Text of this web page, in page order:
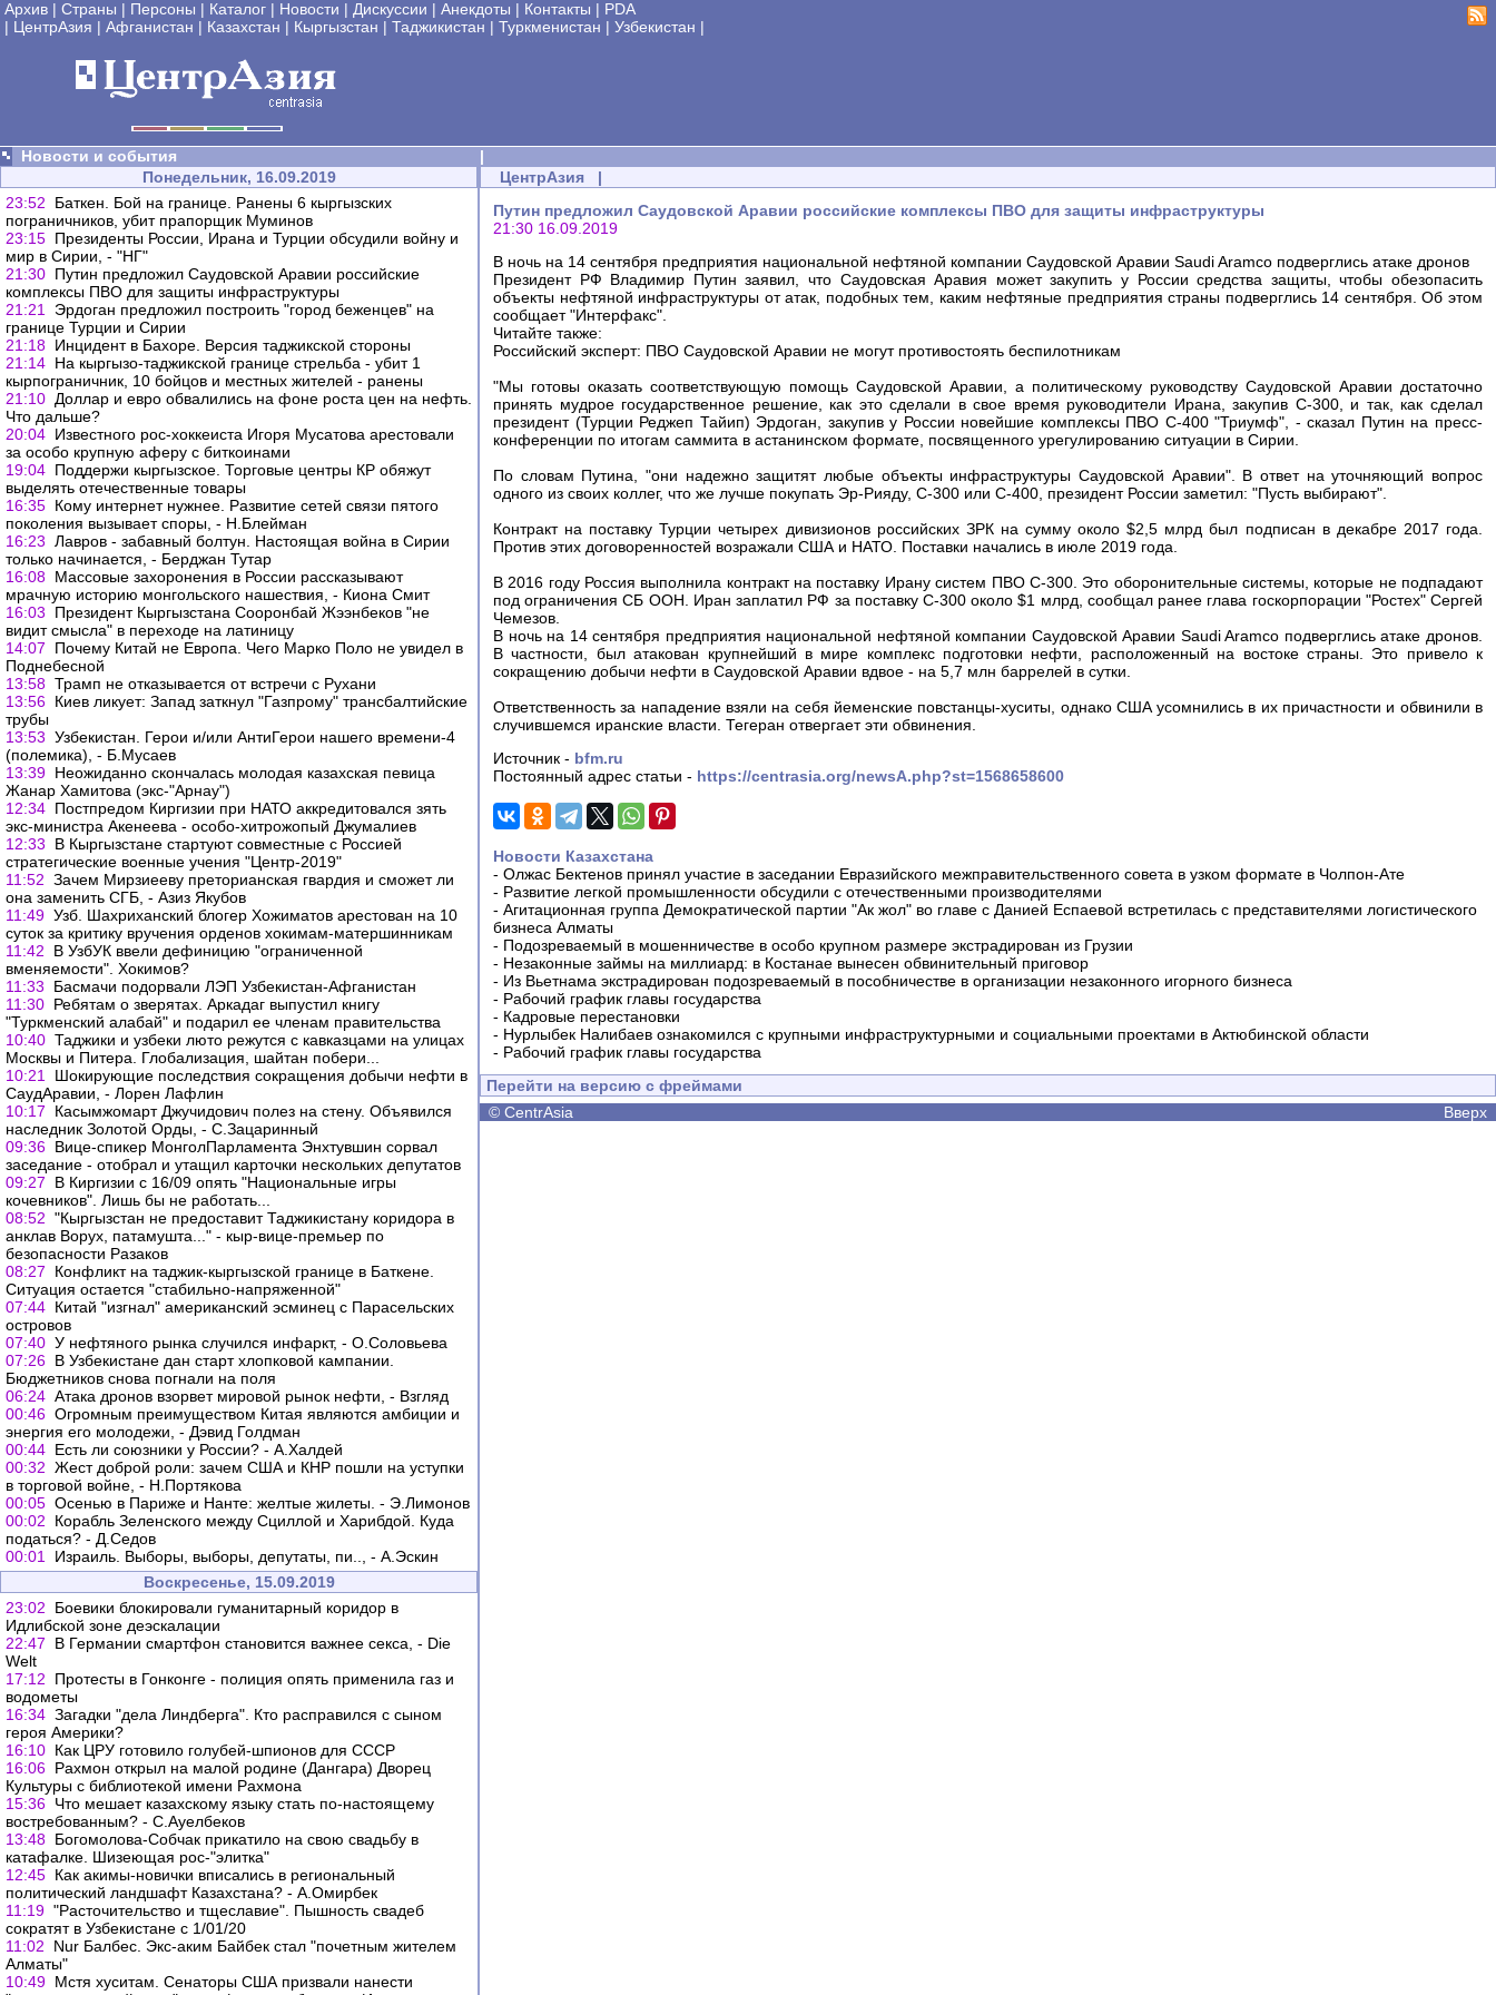
Архив | Страны | Персоны | Каталог | Новости | Дискуссии | Анекдоты | Контакты | PDA
| ЦентрАзия | Афганистан | Казахстан | Кыргызстан | Таджикистан | Туркменистан | Узбекистан |
Новости и события
|
Понедельник, 16.09.2019
23:52
Баткен. Бой на границе. Ранены 6 кыргызских
пограничников, убит прапорщик Муминов
23:15 Президенты России, Ирана и Турции обсудили войну и
мир в Сирии, - "НГ"
21:30 Путин предложил Саудовской Аравии российские
комплексы ПВО для защиты инфраструктуры
21:21
Эрдоган предложил построить "город беженцев" на
границе Турции и Сирии
21:18 Инцидент в Бахоре. Версия таджикской стороны
21:14 На кыргызо-таджикской границе стрельба - убит 1
кырпограничник, 10 бойцов и местных жителей - ранены
21:10 Доллар и евро обвалились на фоне роста цен на нефть.
Что дальше?
20:04 Известного рос-хоккеиста Игоря Мусатова арестовали
за особо крупную аферу с биткоинами
19:04 Поддержи кыргызское. Торговые центры КР обяжут
выделять отечественные товары
16:35 Кому интернет нужнее. Развитие сетей связи пятого
поколения вызывает споры, - Н.Блейман
16:23 Лавров - забавный болтун. Настоящая война в Сирии
только начинается, - Берджан Тутар
16:08 Массовые захоронения в России рассказывают
мрачную историю монгольского нашествия, - Киона Смит
16:03
Президент Кыргызстана Сооронбай Жээнбеков "не
видит смысла" в переходе на латиницу
14:07
Почему Китай не Европа. Чего Марко Поло не увидел в
Поднебесной
13:58 Трамп не отказывается от встречи с Рухани
13:56 Киев ликует: Запад заткнул "Газпрому" трансбалтийские
трубы
13:53 Узбекистан. Герои и/или АнтиГерои нашего времени-4
(полемика), - Б.Мусаев
13:39 Неожиданно скончалась молодая казахская певица
Жанар Хамитова (экс-"Арнау")
12:34 Постпредом Киргизии при НАТО аккредитовался зять
экс-министра Акенеева - особо-хитрожопый Джумалиев
12:33
В Кыргызстане стартуют совместные с Россией
стратегические военные учения "Центр-2019"
11:52 Зачем Мирзиееву преторианская гвардия и сможет ли
она заменить СГБ, - Азиз Якубов
11:49 Узб. Шахриханский блогер Хожиматов арестован на 10
суток за критику вручения орденов хокимам-матершинникам
11:42
В УзбУК ввели дефиницию "ограниченной
вменяемости". Хокимов?
11:33
Басмачи подорвали ЛЭП Узбекистан-Афганистан
11:30 Ребятам о зверятах. Аркадаг выпустил книгу
"Туркменский алабай" и подарил ее членам правительства
10:40 Таджики и узбеки люто режутся с кавказцами на улицах
Москвы и Питера. Глобализация, шайтан побери...
10:21
Шокирующие последствия сокращения добычи нефти в
СаудАравии, - Лорен Лафлин
10:17
Касымжомарт Джучидович полез на стену. Объявился
наследник Золотой Орды, - С.Зацаринный
09:36 Вице-спикер МонголПарламента Энхтувшин сорвал
заседание - отобрал и утащил карточки нескольких депутатов
09:27
В Киргизии с 16/09 опять "Национальные игры
кочевников". Лишь бы не работать...
08:52 "Кыргызстан не предоставит Таджикистану коридора в
анклав Ворух, патамушта..." - кыр-вице-премьер по
безопасности Разаков
08:27
Конфликт на таджик-кыргызской границе в Баткене.
Ситуация остается "стабильно-напряженной"
07:44 Китай "изгнал" американский эсминец с Парасельских
островов
07:40 У нефтяного рынка случился инфаркт, - О.Соловьева
07:26 В Узбекистане дан старт хлопковой кампании.
Бюджетников снова погнали на поля
06:24 Атака дронов взорвет мировой рынок нефти, - Взгляд
00:46 Огромным преимуществом Китая являются амбиции и
энергия его молодежи, - Дэвид Голдман
00:44 Есть ли союзники у России? - А.Халдей
00:32 Жест доброй роли: зачем США и КНР пошли на уступки
в торговой войне, - Н.Портякова
00:05 Осенью в Париже и Нанте: желтые жилеты. - Э.Лимонов
00:02
Корабль Зеленского между Сциллой и Харибдой. Куда
податься? - Д.Седов
00:01
Израиль. Выборы, выборы, депутаты, пи.., - А.Эскин
Воскресенье, 15.09.2019
23:02
Боевики блокировали гуманитарный коридор в
Идлибской зоне деэскалации
22:47
В Германии смартфон становится важнее секса, - Die
Welt
17:12
Протесты в Гонконге - полиция опять применила газ и
водометы
16:34 Загадки "дела Линдберга". Кто расправился с сыном
героя Америки?
16:10 Как ЦРУ готовило голубей-шпионов для СССР
16:06 Рахмон открыл на малой родине (Дангара) Дворец
Культуры с библиотекой имени Рахмона
15:36 Что мешает казахскому языку стать по-настоящему
востребованным? - С.Ауелбеков
13:48 Богомолова-Собчак прикатило на свою свадьбу в
катафалке. Шизеющая рос-"элитка"
12:45 Как акимы-новички вписались в региональный
политический ландшафт Казахстана? - А.Омирбек
11:19 "Расточительство и тщеславие". Пышность свадеб
сократят в Узбекистане с 1/01/20
11:02
Nur Балбес. Экс-аким Байбек стал "почетным жителем
Алматы"
10:49 Мстя хуситам. Сенаторы США призвали нанести
ЦентрАзия |
Путин предложил Саудовской Аравии российские комплексы ПВО для защиты инфраструктуры
21:30 16.09.2019
В ночь на 14 сентября предприятия национальной нефтяной компании Саудовской Аравии Saudi Aramco подверглись атаке дронов
Президент РФ Владимир Путин заявил, что Саудовская Аравия может закупить у России средства защиты, чтобы обезопасить
объекты нефтяной инфраструктуры от атак, подобных тем, каким нефтяные предприятия страны подверглись 14 сентября. Об этом
сообщает "Интерфакс".
Читайте также:
Российский эксперт: ПВО Саудовской Аравии не могут противостоять беспилотникам
"Мы готовы оказать соответствующую помощь Саудовской Аравии, а политическому руководству Саудовской Аравии достаточно
принять мудрое государственное решение, как это сделали в свое время руководители Ирана, закупив С-300, и так, как сделал
президент (Турции Реджеп Тайип) Эрдоган, закупив у России новейшие комплексы ПВО С-400 "Триумф", - сказал Путин на пресс-
конференции по итогам саммита в астанинском формате, посвященного урегулированию ситуации в Сирии.
По словам Путина, "они надежно защитят любые объекты инфраструктуры Саудовской Аравии". В ответ на уточняющий вопрос
одного из своих коллег, что же лучше покупать Эр-Рияду, С-300 или С-400, президент России заметил: "Пусть выбирают".
Контракт на поставку Турции четырех дивизионов российских ЗРК на сумму около $2,5 млрд был подписан в декабре 2017 года.
Против этих договоренностей возражали США и НАТО. Поставки начались в июле 2019 года.
В 2016 году Россия выполнила контракт на поставку Ирану систем ПВО С-300. Это оборонительные системы, которые не подпадают
под ограничения СБ ООН. Иран заплатил РФ за поставку С-300 около $1 млрд, сообщал ранее глава госкорпорации "Ростех" Сергей
Чемезов.
В ночь на 14 сентября предприятия национальной нефтяной компании Саудовской Аравии Saudi Aramco подверглись атаке дронов.
В частности, был атакован крупнейший в мире комплекс подготовки нефти, расположенный на востоке страны. Это привело к
сокращению добычи нефти в Саудовской Аравии вдвое - на 5,7 млн баррелей в сутки.
Ответственность за нападение взяли на себя йеменские повстанцы-хуситы, однако США усомнились в их причастности и обвинили в
случившемся иранские власти. Тегеран отвергает эти обвинения.
Источник - bfm.ru
Постоянный адрес статьи - https://centrasia.org/newsA.php?st=1568658600
Новости Казахстана
- Олжас Бектенов принял участие в заседании Евразийского межправительственного совета в узком формате в Чолпон-Ате
- Развитие легкой промышленности обсудили с отечественными производителями
- Агитационная группа Демократической партии "Ак жол" во главе с Данией Еспаевой встретилась с представителями логистического
бизнеса Алматы
- Подозреваемый в мошенничестве в особо крупном размере экстрадирован из Грузии
- Незаконные займы на миллиард: в Костанае вынесен обвинительный приговор
- Из Вьетнама экстрадирован подозреваемый в пособничестве в организации незаконного игорного бизнеса
- Рабочий график главы государства
- Кадровые перестановки
- Нурлыбек Налибаев ознакомился с крупными инфраструктурными и социальными проектами в Актюбинской области
- Рабочий график главы государства
Перейти на версию с фреймами
© CentrAsia Вверх